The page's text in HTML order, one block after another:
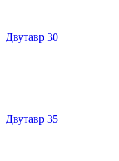
Двутавр 30
Двутавр 35